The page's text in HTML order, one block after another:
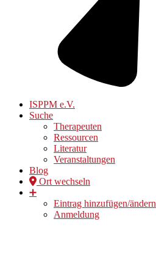
ISPPM e.V.
Suche
Therapeuten
Ressourcen
Literatur
Veranstaltungen
Blog
Ort wechseln
➕
Eintrag hinzufügen/ändern
Anmeldung